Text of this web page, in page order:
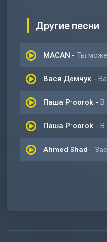
Другие песни
MACAN - Ты можешь
Вася Демчук -
Паша Proorok - В
Паша Proorok - В
Ahmed Shad -